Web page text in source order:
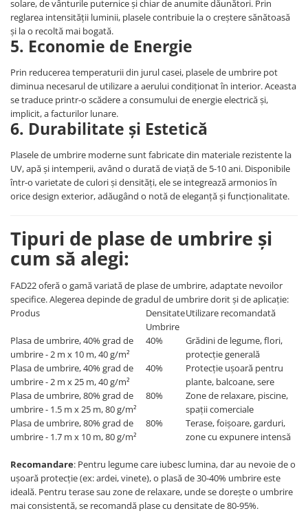
Silicon
Spuma
Accesorii parchet
Izolatori parchet
Profile trecere
Benzi adezive
Tencuieli decorative si vopsele
Vopsele speciale si spray vopsea
Chituri pentru rosturi
Unelte si accesorii pentru zidarie si
Acoperis
Sindrila bituminoasa si accesorii
Placi ondulate si accesorii
Folii acoperis
Prelungitoare si derulatoare
Prize, intrerupatoare si stechere
Intrerupatoare
Prize
Stechere
Banda izolatoare
Cablu si tubulatura
Corpuri si surse de iluminat
Becuri si tuburi LED
solare, de vânturile puternice și chiar de anumite dăunători. Prin
reglarea intensității luminii, plasele contribuie la o creștere sănătoasă
și la o recoltă mai bogată.
5. Economie de Energie
Prin reducerea temperaturii din jurul casei, plasele de umbrire pot
diminua necesarul de utilizare a aerului condiționat în interior. Aceasta
se traduce printr-o scădere a consumului de energie electrică și,
implicit, a facturilor lunare.
6. Durabilitate și Estetică
Plasele de umbrire moderne sunt fabricate din materiale rezistente la
UV, apă și intemperii, având o durată de viață de 5-10 ani. Disponibile
într-o varietate de culori și densități, ele se integrează armonios în
orice design exterior, adăugând o notă de eleganță și funcționalitate.
Tipuri de plase de umbrire și
cum să alegi:
FAD22 oferă o gamă variată de plase de umbrire, adaptate nevoilor
specifice. Alegerea depinde de gradul de umbrire dorit și de aplicație:
Produs
Densitate
Umbrire
Utilizare recomandată
Plasa de umbrire, 40% grad de
umbrire - 2 m x 10 m, 40 g/m²
40%
Grădini de legume, flori,
protecție generală
Plasa de umbrire, 40% grad de
umbrire - 2 m x 25 m, 40 g/m²
40%
Protecție ușoară pentru
plante, balcoane, sere
Plasa de umbrire, 80% grad de
umbrire - 1.5 m x 25 m, 80 g/m²
80%
Zone de relaxare, piscine,
spații comerciale
Plasa de umbrire, 80% grad de
umbrire - 1.7 m x 10 m, 80 g/m²
80%
Terase, foișoare, garduri,
zone cu expunere intensă
Recomandare: Pentru legume care iubesc lumina, dar au nevoie de o
ușoară protecție (ex: ardei, vinete), o plasă de 30-40% umbrire este
ideală. Pentru terase sau zone de relaxare, unde se dorește o umbrire
mai consistentă, se recomandă plase cu densitate de 80-95%.